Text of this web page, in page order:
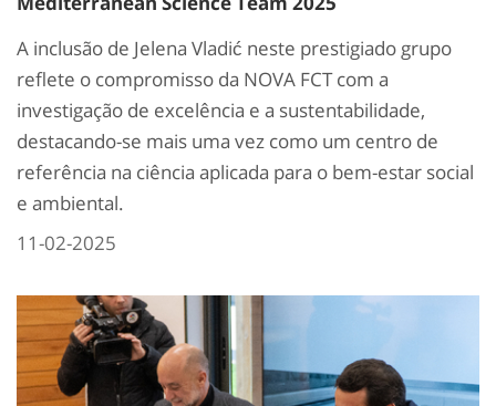
A inclusão de Jelena Vladić neste prestigiado grupo
reflete o compromisso da NOVA FCT com a
investigação de excelência e a sustentabilidade,
destacando-se mais uma vez como um centro de
referência na ciência aplicada para o bem-estar social
e ambiental.
11-02-2025